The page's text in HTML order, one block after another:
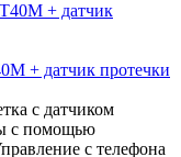
+ датчик протечки
с датчиком
с помощью
с телефона